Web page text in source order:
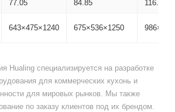
77.05 84.85 116.15
643×475×1240 675×536×1250
Hualing специализируется на разработке
для коммерческих кухонь и
для мировых рынков. Мы также
по заказу клиентов под их брендом.